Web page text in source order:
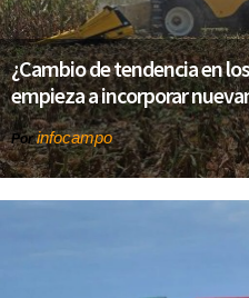
¿Cambio de tendencia en
empieza a incorporar
Porinfocampo